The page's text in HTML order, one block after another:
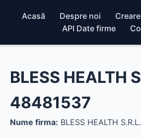
Acasă Despre noi
API Date firme
BLESS HEALTH
48481537
Nume firma: BLESS HEALTH S.R.L.